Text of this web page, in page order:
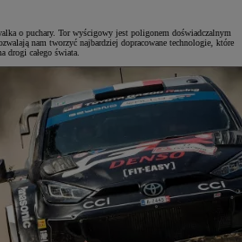
o puchary. Tor wyścigowy jest poligonem doświadczalnym
nam tworzyć najbardziej dopracowane technologie, które
drogi całego świata.